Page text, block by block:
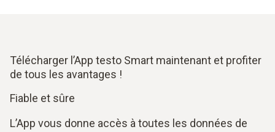
Télécharger l’App testo Smart maintenant et profiter
de tous les avantages !
Fiable et sûre
L’App vous donne accès à toutes les données de